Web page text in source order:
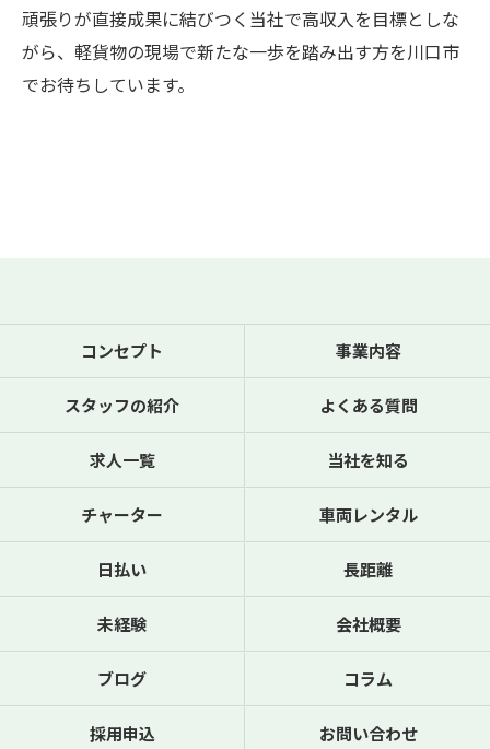
頑張りが直接成果に結びつく当社で高収入を目標としな
がら、軽貨物の現場で新たな一歩を踏み出す方を川口市
でお待ちしています。
コンセプト 事業内容
スタッフの紹介 よくある質問
求人一覧 当社を知る
チャーター 車両レンタル
日払い 長距離
未経験 会社概要
ブログ コラム
採用申込 お問い合わせ